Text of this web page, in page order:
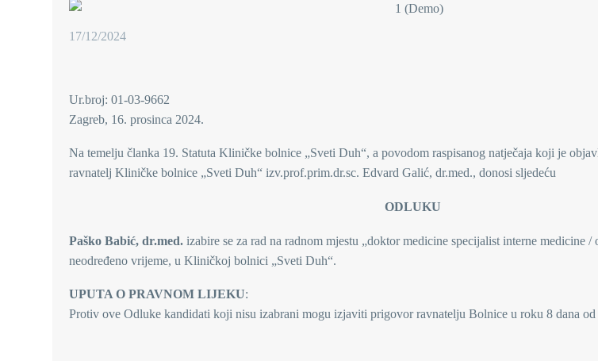
17/12/2024
Ur.broj: 01-03-9662
Zagreb, 16. prosinca 2024.
Na temelju članka 19. Statuta Kliničke bolnice „Sveti Duh“, a povodom raspisanog natječaja koji je
ravnatelj Kliničke bolnice „Sveti Duh“ izv.prof.prim.dr.sc. Edvard Galić, dr.med., donosi sljedeću
ODLUKU
Paško Babić, dr.med. izabire se za rad na radnom mjestu „doktor medicine specijalist interne medicine /
neodređeno vrijeme, u Kliničkoj bolnici „Sveti Duh“.
UPUTA O PRAVNOM LIJEKU:
Protiv ove Odluke kandidati koji nisu izabrani mogu izjaviti prigovor ravnatelju Bolnice u roku 8 dana od
RAVNATELJ